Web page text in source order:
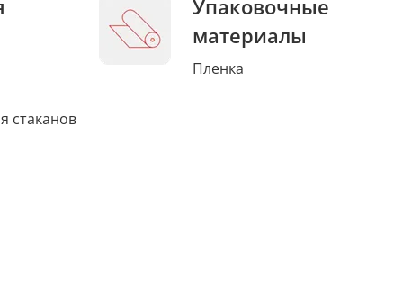
стаканов
Упаковочные
материалы
Пленка